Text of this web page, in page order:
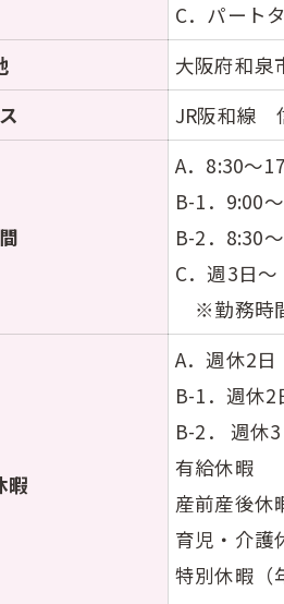
C．パート
大阪府和
JR阪和線
A． 8:30～
B-1．9:00
B-2．8:30
C．週3日～
※勤務時
暇
A．週休2
B-1．週休
B-2． 週
有給休暇
産前産後休
育児・介護
特別休暇（